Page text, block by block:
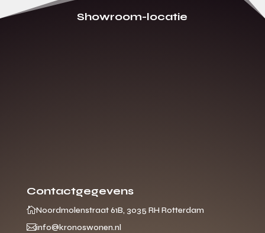
Showroom-locatie
Contactgegevens
Noordmolenstraat 61B, 3035 RH Rotterdam
info@kronoswonen.nl